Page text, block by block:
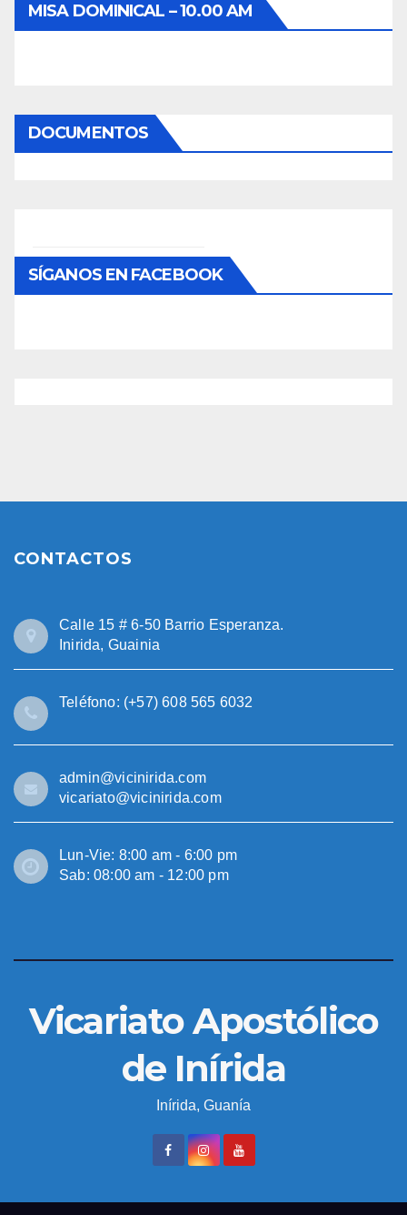
MISA DOMINICAL – 10.00 AM
DOCUMENTOS
SÍGANOS EN FACEBOOK
CONTACTOS
Calle 15 # 6-50 Barrio Esperanza.
Inirida, Guainia
Teléfono: (+57) 608 565 6032
admin@vicinirida.com
vicariato@vicinirida.com
Lun-Vie: 8:00 am - 6:00 pm
Sab: 08:00 am - 12:00 pm
Vicariato Apostólico
de Inírida
Inírida, Guanía